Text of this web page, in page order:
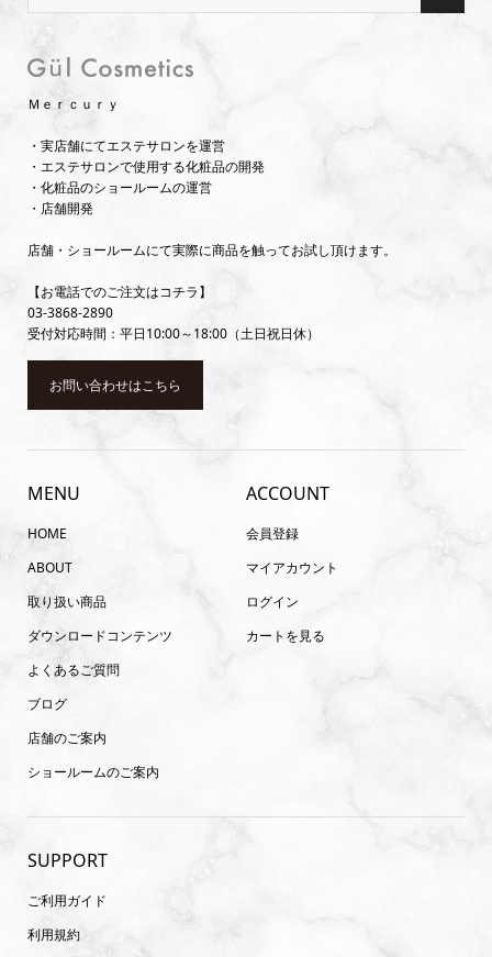
Ｍｅｒｃｕｒｙ
・実店舗にてエステサロンを運営
・エステサロンで使用する化粧品の開発
・化粧品のショールームの運営
・店舗開発
店舗・ショールームにて実際に商品を触ってお試し頂けます。
【お電話でのご注文はコチラ】
03-3868-2890
受付対応時間：平日10:00～18:00（土日祝日休）
お問い合わせはこちら
MENU
HOME
ABOUT
取り扱い商品
ダウンロードコンテンツ
よくあるご質問
ブログ
店舗のご案内
ショールームのご案内
ACCOUNT
会員登録
マイアカウント
ログイン
カートを見る
SUPPORT
ご利用ガイド
利用規約